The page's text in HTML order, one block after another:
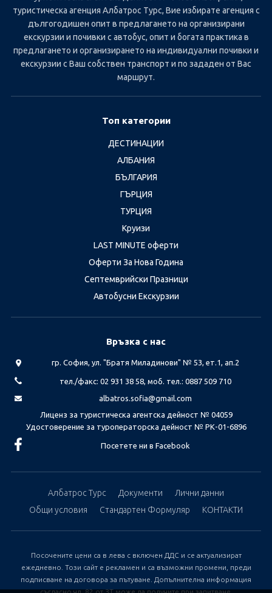
туристическа агенция Албатрос Турс, Вие избирате агенция с
дългогодишен опит в предлагането на организирани
екскурзии и почивки с автобус, опит и богата практика в
предлагането и организирането на индивидуални почивки и
екскурзии с Ваш собствен транспорт и по зададен от Вас
маршрут.
Топ категории
ДЕСТИНАЦИИ
АЛБАНИЯ
БЪЛГАРИЯ
ГЪРЦИЯ
ТУРЦИЯ
Круизи
LAST MINUTE оферти
Оферти За Нова Година
Септемврийски Празници
Автобусни Екскурзии
Връзка с нас
гр. София, ул. "Братя Миладинови" № 53, ет.1, ап.2
тел./факс: 02 931 38 58, моб. тел.: 0887 509 710
albatros.sofia@gmail.com
Лиценз за туристическа агентска дейност № 04059
Удостоверение за туроператорска дейност № РК-01-6896
Посетете ни в Facebook
Албатрос Турс Документи
Лични данни
Общи условия
Стандартен Формуляр КОНТАКТИ
Посочените цени са в лева с включен ДДС и се актуализират
ежедневно. Този сайт е рекламен и са възможни промени, преди
подписване на договора за пътуване. Допълнителна информация